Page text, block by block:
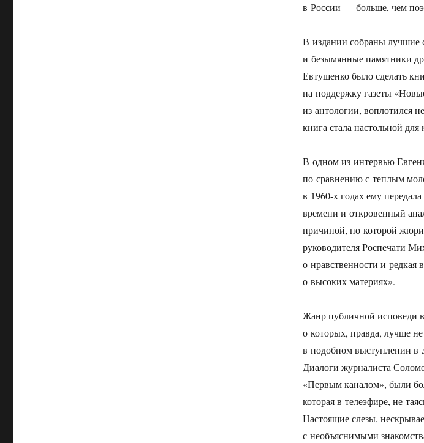
в России — больше, чем
В издании собраны лучшие
и безымянные памятники
Евтушенко было сделать
на поддержку газеты
из антологии, воплотился
книга стала настольной
В одном из интервью
по сравнению с теплым
в 1960-х годах ему
времени и откровенный
причиной, по которой
руководителя Роспечати
о нравственности и редкая
о высоких материях».
Жанр публичной исповеди
о которых, правда, лучше
в подобном выступлении в
Диалоги журналиста
«Первым каналом», были
которая в телеэфире, не
Настоящие слезы,
с необъяснимыми